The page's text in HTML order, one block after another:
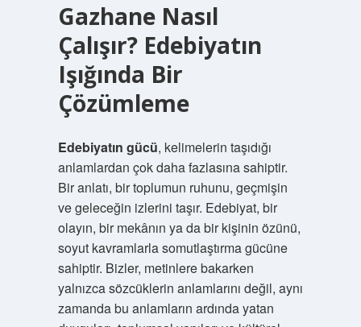
Gazhane Nasıl
Çalışır? Edebiyatın
Işığında Bir
Çözümleme
Edebiyatın gücü, kelimelerin taşıdığı
anlamlardan çok daha fazlasına sahiptir.
Bir anlatı, bir toplumun ruhunu, geçmişin
ve geleceğin izlerini taşır. Edebiyat, bir
olayın, bir mekânın ya da bir kişinin özünü,
soyut kavramlarla somutlaştırma gücüne
sahiptir. Bizler, metinlere bakarken
yalnızca sözcüklerin anlamlarını değil, aynı
zamanda bu anlamların ardında yatan